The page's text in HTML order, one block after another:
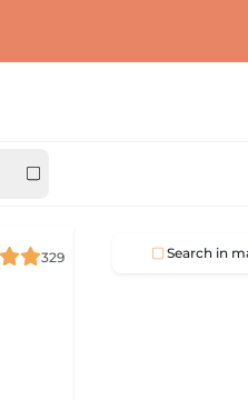
329
Search in